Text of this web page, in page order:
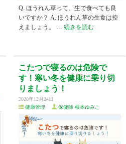
Q. ほうれん草って、生で食べても良
いですか？ A. ほうれん草の生食は控
えましょう。 … 続きを読む
こたつで寝るのは危険で
す！寒い冬を健康に乗り切
りましょう！
2020年12月24日
健康管理
保健師 根本ゆみこ